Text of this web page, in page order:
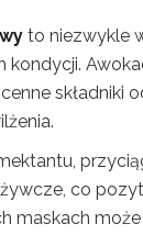
to niezwykle
co
maskach